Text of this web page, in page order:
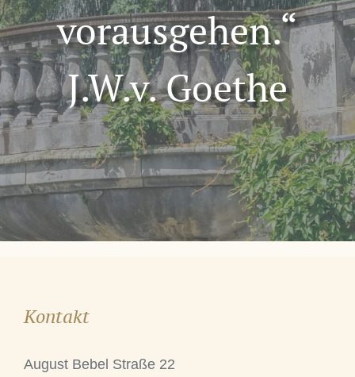
vorausgehen.“
J.W.v. Goethe
Kontakt
August Bebel Straße 22